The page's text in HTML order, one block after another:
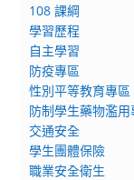
108 課綱
學習歷程
自主學習
防疫專區
性別平等教育專區
防制學生藥物濫用
交通安全
學生團體保險
職業安全衛生